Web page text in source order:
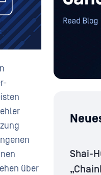
über
Shai-